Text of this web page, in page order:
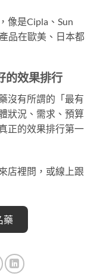
像是Cipla、Sun
品在歐美、日本都
的效果排行
沒有所謂的「最有
狀況、需求、預算
正的效果排行第一
店裡問，或線上跟
藥